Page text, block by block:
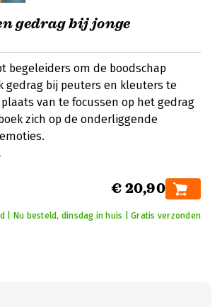
gedrag bij jonge
begeleiders om de boodschap
gedrag bij peuters en kleuters te
van te focussen op het gedrag
zich op de onderliggende
€ 20,90
| Nu besteld, dinsdag in huis | Gratis verzonden